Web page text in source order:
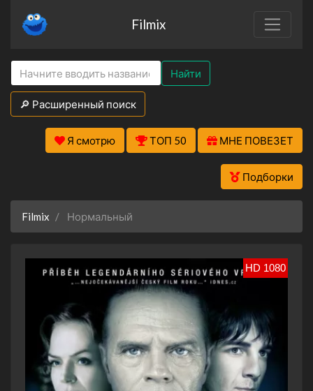
Filmix
Найти
🔎 Расширенный поиск
Я смотрю ТОП 50 МНЕ ПОВЕЗЕТ
Подборки
Filmix Нормальный
HD 1080